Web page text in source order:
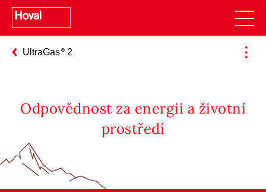
UltraGas 2
Odpovědnost za energii a životní
prostředí